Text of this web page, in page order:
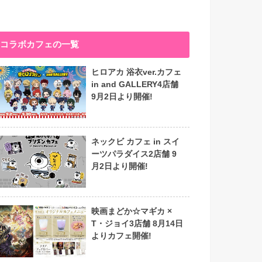
コラボカフェの一覧
ヒロアカ 浴衣ver.カフェ
in and GALLERY4店舗
9月2日より開催!
ネックビ カフェ in スイ
ーツパラダイス2店舗 9
月2日より開催!
映画まどか☆マギカ ×
T・ジョイ3店舗 8月14日
よりカフェ開催!